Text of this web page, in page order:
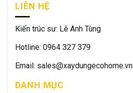
LIÊN HỆ
Kiến trúc sư: Lê Anh Tùng
Hotline: 0964 327 379
Email: sales@xaydungecohome.vn
DANH MỤC